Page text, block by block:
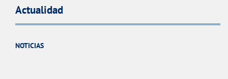
Actualidad
NOTICIAS